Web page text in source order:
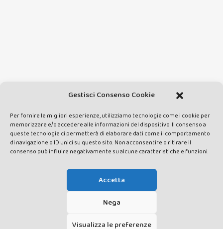
Gestisci Consenso Cookie
Per fornire le migliori esperienze, utilizziamo tecnologie come i cookie per
memorizzare e/o accedere alle informazioni del dispositivo. Il consenso a
queste tecnologie ci permetterà di elaborare dati come il comportamento
di navigazione o ID unici su questo sito. Non acconsentire o ritirare il
consenso può influire negativamente su alcune caratteristiche e funzioni.
Accetta
Nega
Visualizza le preferenze